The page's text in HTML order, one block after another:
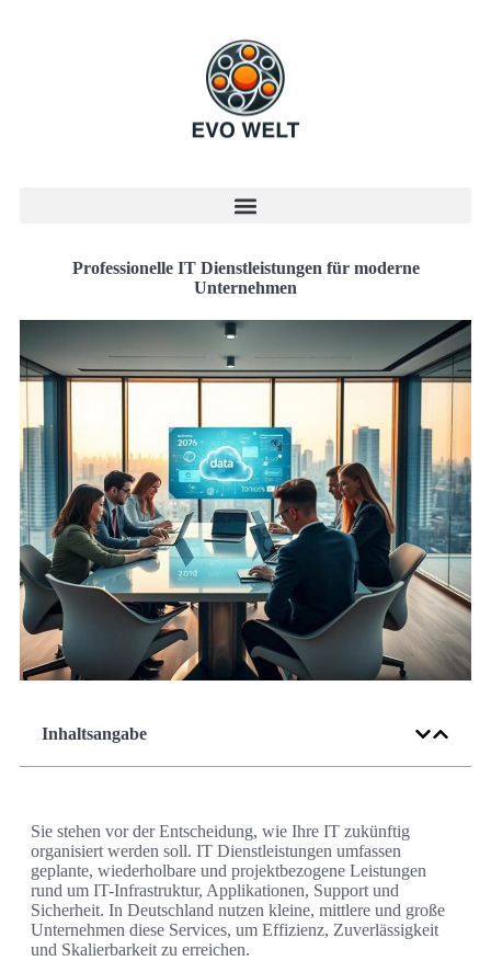
Professionelle IT Dienstleistungen für moderne
Unternehmen
Inhaltsangabe
Sie stehen vor der Entscheidung, wie Ihre IT zukünftig
organisiert werden soll. IT Dienstleistungen umfassen
geplante, wiederholbare und projektbezogene Leistungen
rund um IT-Infrastruktur, Applikationen, Support und
Sicherheit. In Deutschland nutzen kleine, mittlere und große
Unternehmen diese Services, um Effizienz, Zuverlässigkeit
und Skalierbarkeit zu erreichen.